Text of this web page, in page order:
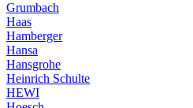
Grumbach
Haas
Hamberger
Hansa
Hansgrohe
Heinrich Schulte
HEWI